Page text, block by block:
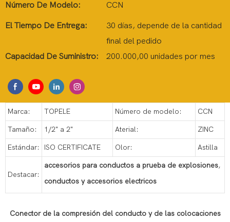
Número De Modelo: CCN
El Tiempo De Entrega:
30 días, depende de la cantidad
final del pedido
Capacidad De Suministro:
200.000,00 unidades por mes
Marca: TOPELE Número de modelo: CCN
Tamaño: 1/2" a 2" Aterial: ZINC
Estándar: ISO CERTIFICATE Olor: Astilla
Destacar:
accesorios para conductos a prueba de explosiones,
conductos y accesorios electricos
Conector de la compresión del conducto y de las colocaciones